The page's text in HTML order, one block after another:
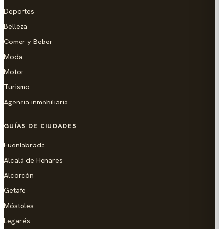
Deportes
Belleza
Comer y Beber
Moda
Motor
Turismo
Agencia inmobiliaria
GUÍAS DE CIUDADES
Fuenlabrada
Alcalá de Henares
Alcorcón
Getafe
Móstoles
Leganés